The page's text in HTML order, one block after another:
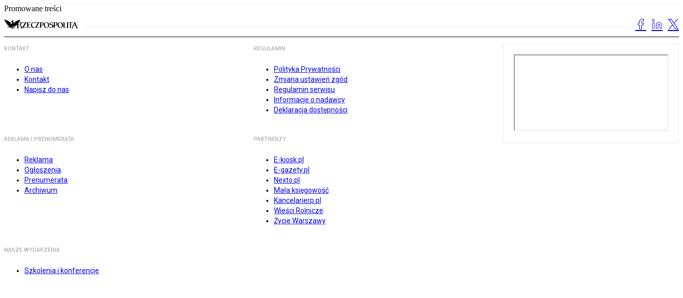
Promowane treści
KONTAKT
O nas
Kontakt
Napisz do nas
REGULAMIN
Polityka Prywatności
Zmiana ustawień zgód
Regulamin serwisu
Informacje o nadawcy
Deklaracja dostępności
REKLAMA I PRENUMERATA
Reklama
Ogłoszenia
Prenumerata
Archiwum
PARTNERZY
E-kiosk.pl
E-gazety.pl
Nexto.pl
Mała księgowość
Kancelarierp.pl
Wieści Rolnicze
Życie Warszawy
NASZE WYDARZENIA
Szkolenia i konferencje